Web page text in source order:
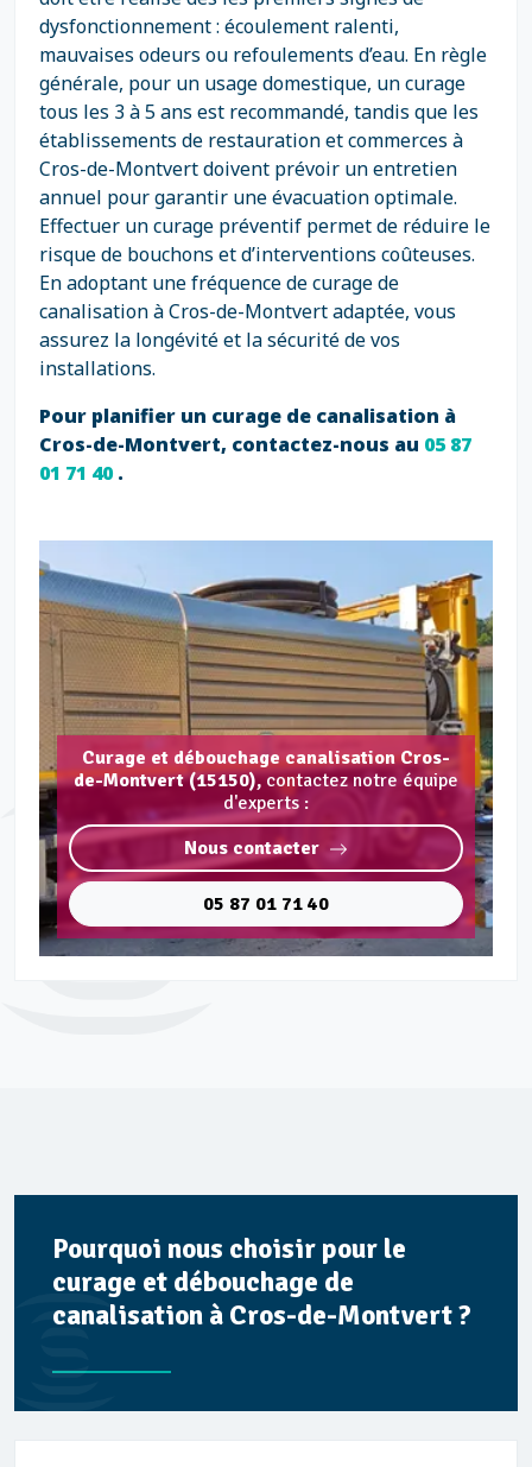
dysfonctionnement : écoulement ralenti,
mauvaises odeurs ou refoulements d’eau. En règle
générale, pour un usage domestique, un curage
tous les 3 à 5 ans est recommandé, tandis que les
établissements de restauration et commerces à
Cros-de-Montvert doivent prévoir un entretien
annuel pour garantir une évacuation optimale.
Effectuer un curage préventif permet de réduire le
risque de bouchons et d’interventions coûteuses.
En adoptant une fréquence de curage de
canalisation à Cros-de-Montvert adaptée, vous
assurez la longévité et la sécurité de vos
installations.
Pour planifier un curage de canalisation à
Cros-de-Montvert, contactez-nous au 05 87
01 71 40.
Curage et débouchage canalisation Cros-
de-Montvert (15150),contactez notre équipe
d'experts :
Nous contacter
05 87 01 71 40
Pourquoi nous choisir pour le
curage et débouchage de
canalisation à Cros-de-Montvert ?